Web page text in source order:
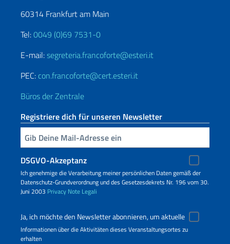
60314 Frankfurt am Main
Tel:0049 (0)69 7531-0
E-mail:segreteria.francoforte@esteri.it
PEC: con.francoforte@cert.esteri.it
Büros der Zentrale
Registriere dich für unseren Newsletter
Geben Sie Ihre E-Mail ein
DSGVO-Akzeptanz
Ich genehmige die Verarbeitung meiner persönlichen Daten gemäß der
Datenschutz-Grundverordnung und des Gesetzesdekrets Nr. 196 vom 30.
Juni 2003 Privacy Note Legali
Ja, ich möchte den Newsletter abonnieren, um aktuelle
Informationen über die Aktivitäten dieses Veranstaltungsortes zu
erhalten